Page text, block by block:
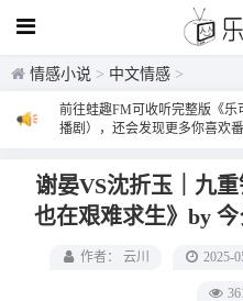
情感小说 > 中文情感 >
前往蛙趣FM可收听完整版《乐
播剧），还会发现更多你喜欢番
谢晏VS沈折玉｜九
也在艰难求生》by
仙
作者： 云川 2025-